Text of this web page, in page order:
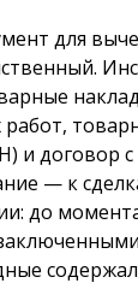
для
и договор
— к
до